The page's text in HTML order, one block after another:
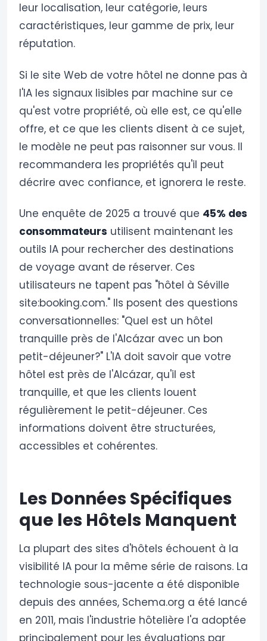
leur localisation, leur catégorie, leurs
caractéristiques, leur gamme de prix, leur
réputation.
Si le site Web de votre hôtel ne donne pas à
l'IA les signaux lisibles par machine sur ce
qu'est votre propriété, où elle est, ce qu'elle
offre, et ce que les clients disent à ce sujet,
le modèle ne peut pas raisonner sur vous. Il
recommandera les propriétés qu'il peut
décrire avec confiance, et ignorera le reste.
Une enquête de 2025 a trouvé que 45% des
consommateurs utilisent maintenant les
outils IA pour rechercher des destinations
de voyage avant de réserver. Ces
utilisateurs ne tapent pas "hôtel à Séville
site:booking.com." Ils posent des questions
conversationnelles: "Quel est un hôtel
tranquille près de l'Alcázar avec un bon
petit-déjeuner?" L'IA doit savoir que votre
hôtel est près de l'Alcázar, qu'il est
tranquille, et que les clients louent
régulièrement le petit-déjeuner. Ces
informations doivent être structurées,
accessibles et cohérentes.
Les Données Spécifiques
que les Hôtels Manquent
La plupart des sites d'hôtels échouent à la
visibilité IA pour la même série de raisons. La
technologie sous-jacente a été disponible
depuis des années, Schema.org a été lancé
en 2011, mais l'industrie hôtelière l'a adoptée
principalement pour les évaluations par